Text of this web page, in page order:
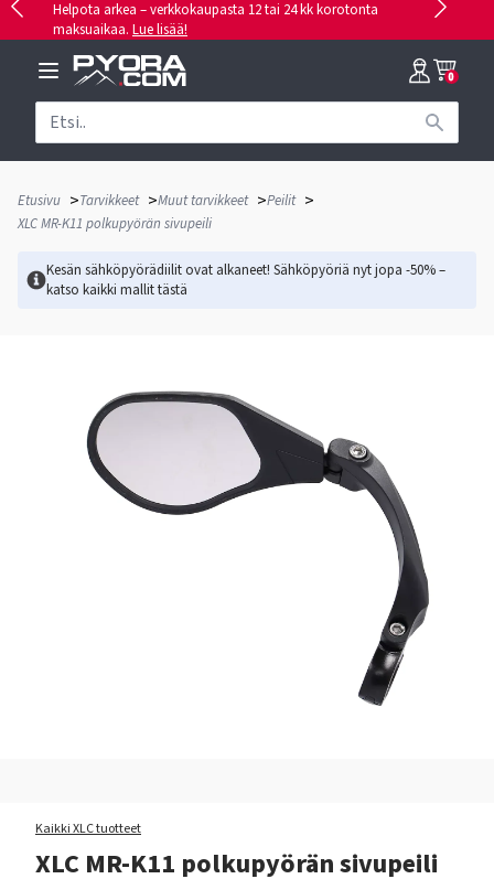
Helpota arkea – verkkokaupasta 12 tai 24 kk korotonta
maksuaikaa. Lue lisää!
0
Etusivu >Tarvikkeet >Muut tarvikkeet >Peilit >
XLC MR-K11 polkupyörän sivupeili
Kesän sähköpyörädiilit ovat alkaneet! Sähköpyöriä nyt jopa -50% –
katso kaikki mallittästä
Kaikki XLC tuotteet
XLC MR-K11 polkupyörän sivupeili